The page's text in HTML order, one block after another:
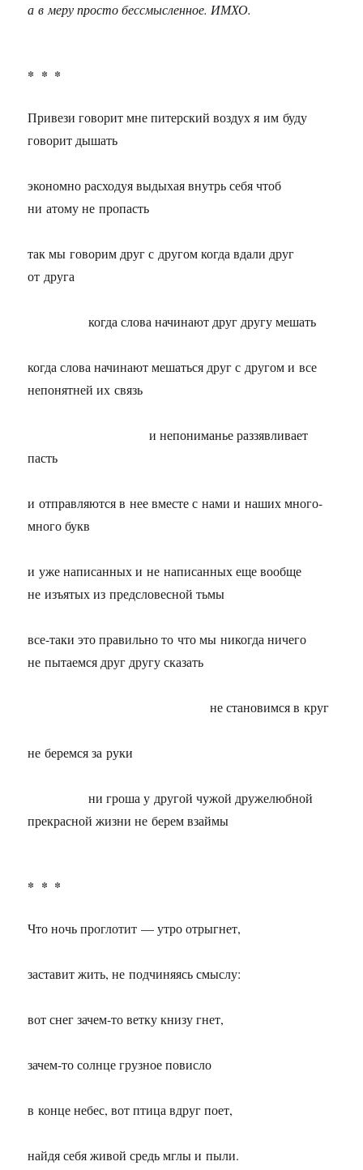
а в меру просто бессмысленное. ИМХО.
* * *
Привези говорит мне питерский воздух я им буду
говорит дышать
экономно расходуя выдыхая внутрь себя чтоб
ни атому не пропасть
так мы говорим друг с другом когда вдали друг
от друга
когда слова начинают друг другу мешать
когда слова начинают мешаться друг с другом и все
непонятней их связь
и непониманье раззявливает
пасть
и отправляются в нее вместе с нами и наших много-
много букв
и уже написанных и не написанных еще вообще
не изъятых из предсловесной тьмы
все-таки это правильно то что мы никогда ничего
не пытаемся друг другу сказать
не становимся в круг
не беремся за руки
ни гроша у другой чужой дружелюбной
прекрасной жизни не берем взаймы
* * *
Что ночь проглотит — утро отрыгнет,
заставит жить, не подчиняясь смыслу:
вот снег зачем-то ветку книзу гнет,
зачем-то солнце грузное повисло
в конце небес, вот птица вдруг поет,
найдя себя живой средь мглы и пыли.